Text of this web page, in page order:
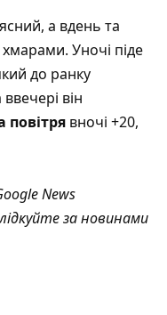
а вдень та
Уночі піде
до ранку
він
повітря вночі +20,
News
за новинами